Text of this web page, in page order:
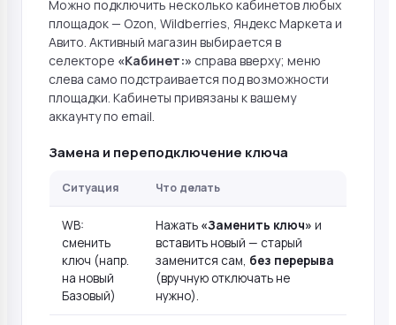
Можно подключить несколько кабинетов любых
площадок — Ozon, Wildberries, Яндекс Маркета и
Авито. Активный магазин выбирается в
селекторе «Кабинет:» справа вверху; меню
слева само подстраивается под возможности
площадки. Кабинеты привязаны к вашему
аккаунту по email.
Замена и переподключение ключа
Ситуация Что делать
WB:
сменить
ключ (напр.
на новый
Базовый)
Нажать «Заменить ключ» и
вставить новый — старый
заменится сам, без перерыва
(вручную отключать не
нужно).